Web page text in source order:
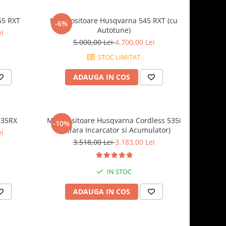
RXT
-6%
Motocositoare Husqvarna 545 RXT (cu
Autotune)
5.000,00 Lei4.700,00 Lei
STOC LIMITAT
ADAUGA IN COS
-10%
Motocositoare Husqvarna Cordless 535i
RX (fara Incarcator si Acumulator)
3.518,00 Lei3.183,00 Lei
IN STOC
ADAUGA IN COS